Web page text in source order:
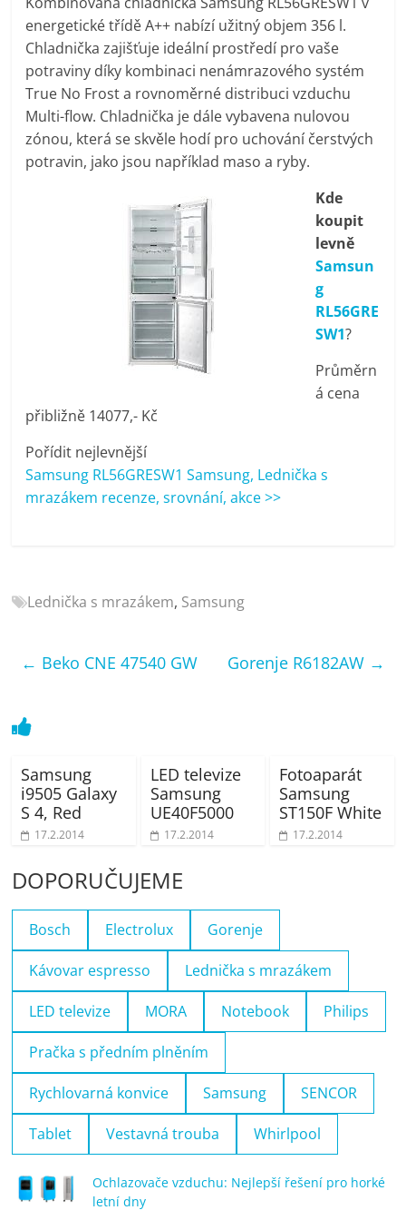
pračky,
televize,
notebooky,
mobilní
telefony,
kávovary,
bazény
porovnání
OK,
recenze,
pračky,
telefony,
kávovary,
energetické třídě A++ nabízí užitný objem 356 l.
Chladnička zajišťuje ideální prostředí pro vaše
potraviny díky kombinaci nenámrazového systém
True No Frost a rovnoměrné distribuci vzduchu
Multi-flow. Chladnička je dále vybavena nulovou
zónou, která se skvěle hodí pro uchování čerstvých
potravin, jako jsou například maso a ryby.
Kde
koupit
levně
Samsun
g
RL56GRE
SW1?
Průměrn
á cena
přibližně 14077,- Kč
Pořídit nejlevnější
Samsung RL56GRESW1 Samsung, Lednička s
mrazákem recenze, srovnání, akce >>
Lednička s mrazákem, Samsung
← Beko CNE 47540 GW Gorenje R6182AW →
Samsung
i9505 Galaxy
S 4, Red
17.2.2014
LED televize
Samsung
UE40F5000
17.2.2014
Fotoaparát
Samsung
ST150F White
17.2.2014
DOPORUČUJEME
Bosch Electrolux Gorenje
Kávovar espresso Lednička s mrazákem
LED televize MORA Notebook Philips
Pračka s předním plněním
Rychlovarná konvice Samsung SENCOR
Tablet Vestavná trouba Whirlpool
Ochlazovače vzduchu: Nejlepší řešení pro horké
letní dny